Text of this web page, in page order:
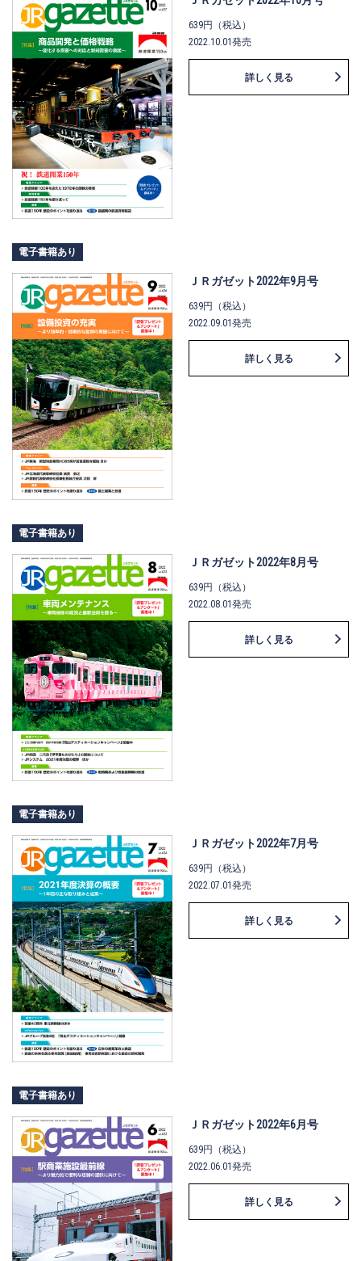
639円（税込）
2022.10.01発売
詳しく見る
電子書籍あり
ＪＲガゼット2022年9月号
639円（税込）
2022.09.01発売
詳しく見る
電子書籍あり
ＪＲガゼット2022年8月号
639円（税込）
2022.08.01発売
詳しく見る
電子書籍あり
ＪＲガゼット2022年7月号
639円（税込）
2022.07.01発売
詳しく見る
電子書籍あり
ＪＲガゼット2022年6月号
639円（税込）
2022.06.01発売
詳しく見る